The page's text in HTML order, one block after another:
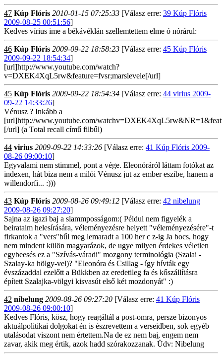
47 Kúp Flóris 2010-01-15 07:25:33 [Válasz erre: 39 Kúp Flóris
2009-08-25 00:51:56]
Kedves vírius ime a békávéklán szellemtettem elme ó nórárul:
46 Kúp Flóris 2009-09-22 18:58:23 [Válasz erre: 45 Kúp Flóris
2009-09-22 18:54:34]
[url]http://www.youtube.com/watch?
v=DXEK4XqL5rw&feature=fvsr;marslevele[/url]
45 Kúp Flóris 2009-09-22 18:54:34 [Válasz erre: 44 virius 2009-
09-22 14:33:26]
Vénusz ? Inkább a
[url]http://www.youtube.com/
[/url] (a Total recall című filbűl)
44 virius 2009-09-22 14:33:26 [Válasz erre: 41 Kúp Flóris 2009-
08-26 09:00:10]
Egyvalami nem stimmel, pont a vége. Eleonóráról láttam fotókat az
indexen, hát biza nem a milói Vénusz jut az ember eszibe, hanem a
willendorfi... :)))
43 Kúp Flóris 2009-08-26 09:49:12 [Válasz erre: 42 nibelung
2009-08-26 09:27:20]
Sajna az igazi baj a slammposságom:( Példul nem figyelék a
beirataim helesírására, véleményezésre helyett "véleményezésére"-t
firkantok a "vers"bűl meg lemaradt a 100 her c z-ig Ja bocs, hogy
nem mindent külön magyarázok, de ugye milyen érdekes véletlen
egybeesés ez a "Szívás-váradi" mozgony terminológia (Szalai -
Szalay-ka hölgy-vel)? "Eleonóra és Csillag - így hívták egy
évszázaddal ezelőtt a Bükkben az eredetileg fa és kőszállításra
épített Szalajka-völgyi kisvasút első két mozdonyát" :)
42 nibelung 2009-08-26 09:27:20 [Válasz erre: 41 Kúp Flóris
2009-08-26 09:00:10]
Kedves Flóris, kösz, hogy reagáltál a post-omra, persze bizonyos
aktuálpolitikai dolgokat én is észrevettem a verseidben, sok egyéb
utalásodat viszont nem értettem.Na de ez nem baj, engem nem
zavar, akik meg értik, azok hadd szórakozzanak. Üdv: Nibelung